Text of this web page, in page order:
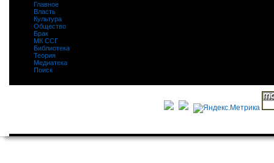
Главное
Власть
Культура
Общество
Брак
МК ССГ
Библиотека
Теория
Медиатека
Поиск